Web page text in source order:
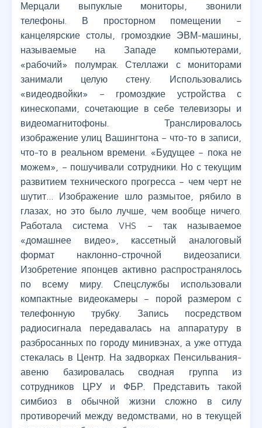
Мерцали выпуклые мониторы, звонили
телефоны. В просторном помещении –
канцелярские столы, громоздкие ЭВМ-машины,
называемые на Западе компьютерами,
«рабочий» полумрак. Стеллажи с мониторами
занимали целую стену. Использовались
«видеодвойки» – громоздкие устройства с
кинескопами, сочетающие в себе телевизоры и
видеомагнитофоны. Транслировалось
изображение улиц Вашингтона – что-то в записи,
что-то в реальном времени. «Будущее – пока не
можем», – пошучивали сотрудники. Но с текущим
развитием технического прогресса – чем черт не
шутит… Изображение шло размытое, рябило в
глазах, но это было лучше, чем вообще ничего.
Работала система VHS – так называемое
«домашнее видео», кассетный аналоговый
формат наклонно-строчной видеозаписи.
Изобретение японцев активно распространялось
по всему миру. Спецслужбы использовали
компактные видеокамеры – порой размером с
телефонную трубку. Запись посредством
радиосигнала передавалась на аппаратуру в
разбросанных по городу минивэнах, а уже оттуда
стекалась в Центр. На задворках Пенсильвания-
авеню базировалась сводная группа из
сотрудников ЦРУ и ФБР. Представить такой
симбиоз в обычной жизни сложно в силу
противоречий между ведомствами, но в текущей